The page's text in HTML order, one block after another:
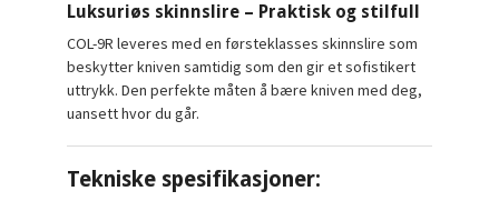
Luksuriøs skinnslire – Praktisk og stilfull
COL-9R leveres med en førsteklasses skinnslire som
beskytter kniven samtidig som den gir et sofistikert
uttrykk. Den perfekte måten å bære kniven med deg,
uansett hvor du går.
Tekniske spesifikasjoner: